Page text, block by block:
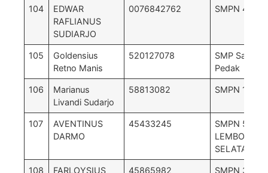
104
EDWAR
RAFLIANUS
SUDIARJO
0076842762 SMPN 4
105
Goldensius
Retno Manis
520127078
SMP Satap
Pedak
106
Marianus
Livandi Sudarjo
58813082 SMPN 1
107
AVENTINUS
DARMO
45433245
SMPN 5
LEMBOR
SELATAN
108 FARLOYSIUS 45865982 SMPN 3